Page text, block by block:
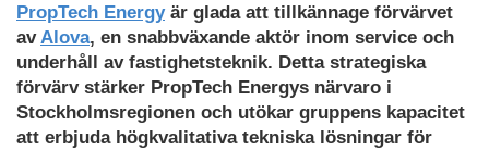
PropTech Energyär glada att tillkännage förvärvet
avAlova, en snabbväxande aktör inom service och
underhåll av fastighetsteknik. Detta strategiska
förvärv stärker PropTech Energys närvaro i
Stockholmsregionen och utökar gruppens kapacitet
att erbjuda högkvalitativa tekniska lösningar för